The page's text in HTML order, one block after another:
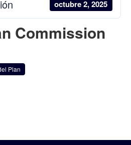
octubre 2, 2025
Commission
Plan